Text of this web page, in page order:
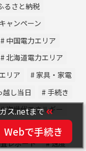
るさと納税
キャンペーン
中国電力エリア
北海道電力エリア
リア
家具・家電
越し当日
手続き
次世代エネルギー
研究
レポート 速度
ス.netまで
Webで手続き